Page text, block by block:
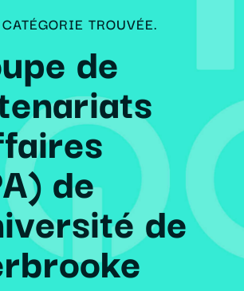
TROUVÉE.
de
de
de